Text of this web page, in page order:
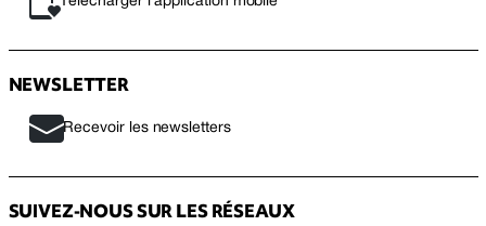
NEWSLETTER
Recevoir les newsletters
SUIVEZ-NOUS SUR LES RÉSEAUX